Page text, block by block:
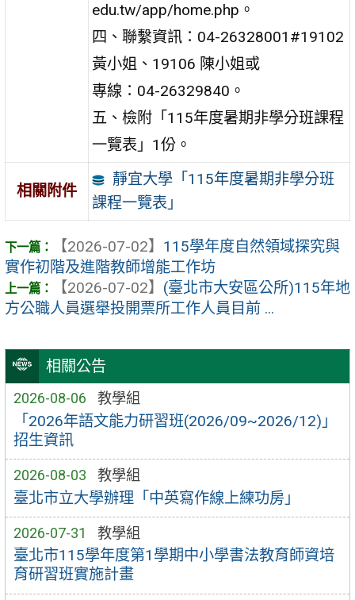
相關公告
2026-08-06 教學組
「2026年語文能力研習班(2026/09~2026/12)」
招生資訊
2026-08-03 教學組
臺北市立大學辦理「中英寫作線上練功房」
2026-07-31 教學組
臺北市115學年度第1學期中小學書法教育師資培
育研習班實施計畫
edu.tw/app/home.php。
四、聯繫資訊：04-26328001#19102
黃小姐、19106 陳小姐或
專線：04-26329840。
五、檢附「115年度暑期非學分班課程
一覽表」1份。
相關附件
靜宜大學「115年度暑期非學分班
課程一覽表」
【2026-07-02】 115學年度自然領域探究與
實作初階及進階教師增能工作坊
【2026-07-02】 (臺北市大安區公所)115年地
方公職人員選舉投開票所工作人員目前 ...